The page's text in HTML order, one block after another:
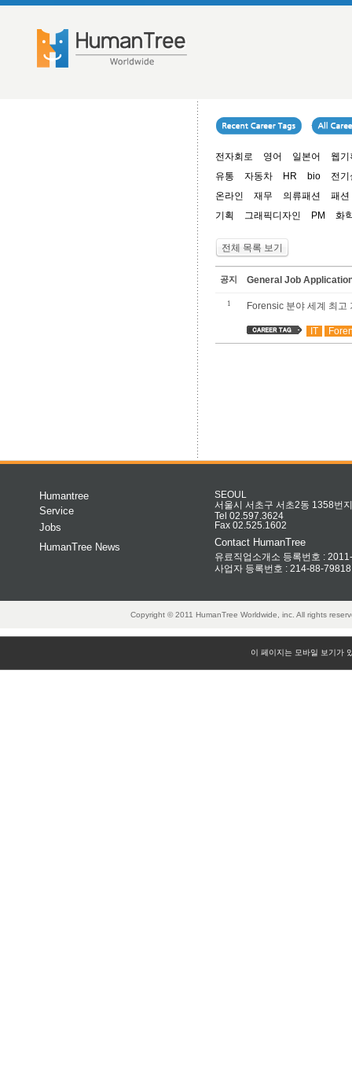
전자회로 영어 일본어
웹기
유통
자동차 HR bio
전기
온라인
재무 의류패션
패션
기획
그래픽디자인 PM 화
전체 목록 보기
공지 General Job
1 Forensic 분야 세계 최고
IT
Humantree
Service
Jobs
HumanTree News
SEOUL
서울시 서초구 서초2동 1358번
Tel 02.597.3624
Fax 02.525.1602
Contact HumanTree
유료직업소개소 등록번호 :
사업자 등록번호 : 214-88-79818
Copyright © 2011 HumanTree Worldwide, inc. All rights
이 페이지는 모바일 보기가